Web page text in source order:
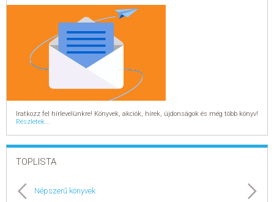
Iratkozz fel hírlevelünkre! Könyvek, akciók, hírek, újdonságok és még több könyv!
Részletek...
TOPLISTA
Népszerű könyvek